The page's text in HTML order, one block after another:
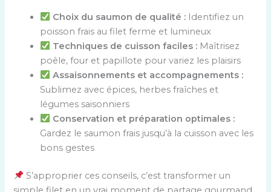
Choix du saumon de qualité :Identifiez un
poisson frais au filet ferme et lumineux
Techniques de cuisson faciles :Maîtrisez
poêle, four et papillote pour variez les plaisirs
Assaisonnements et accompagnements :
Sublimez avec épices, herbes fraîches et
légumes saisonniers
Conservation et préparation optimales :
Gardez le saumon frais jusqu’à la cuisson avec les
bons gestes
S’approprier ces conseils, c’est transformer un